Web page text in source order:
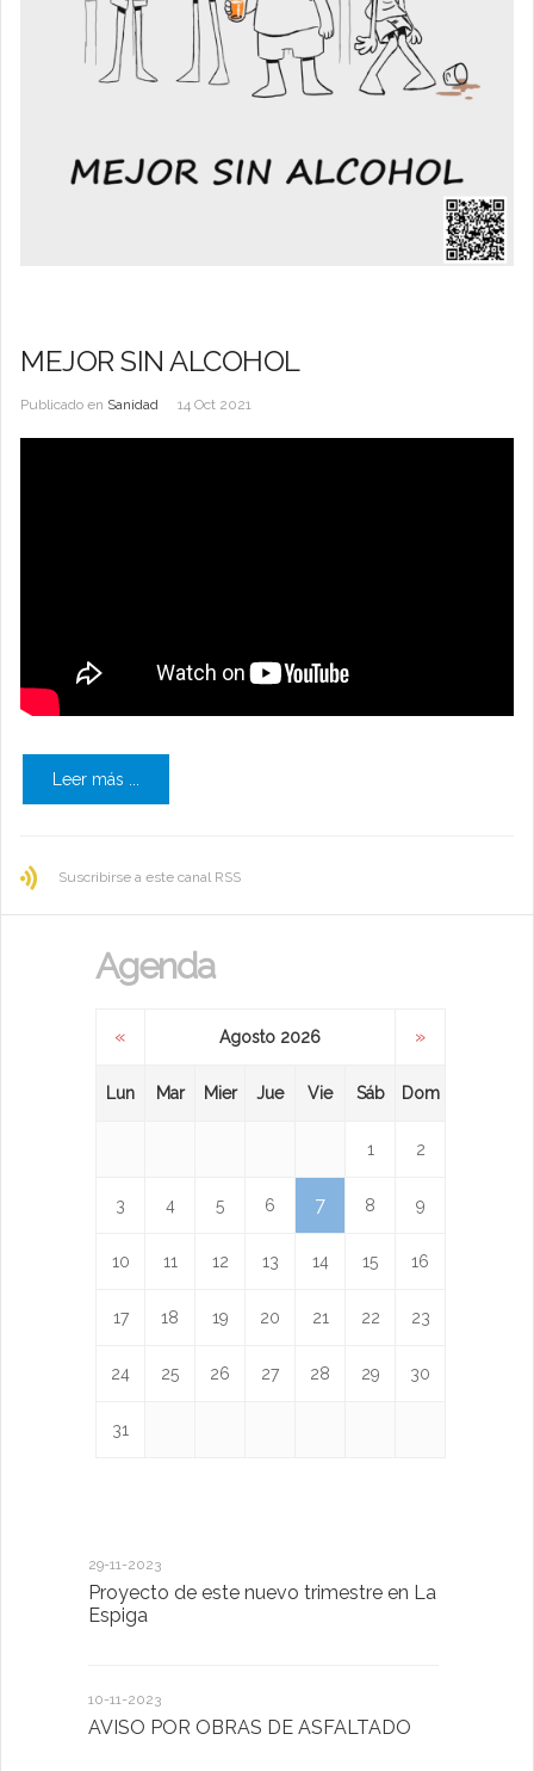
MEJOR SIN ALCOHOL
Publicado en Sanidad 14 Oct 2021
Leer más ...
Suscribirse a este canal RSS
Agenda
« Agosto 2026 »
Lun Mar Mier Jue Vie Sáb Dom
1 2
3 4 5 6 7 8 9
10 11 12 13 14 15 16
17 18 19 20 21 22 23
24 25 26 27 28 29 30
31
29-11-2023
Proyecto de este nuevo trimestre en La
Espiga
10-11-2023
AVISO POR OBRAS DE ASFALTADO